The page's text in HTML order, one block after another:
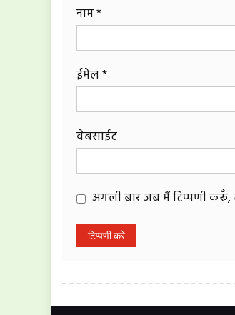
नाम*
ईमेल*
वेबसाईट
अगली बार जब मैं टिप्पणी करूँ,